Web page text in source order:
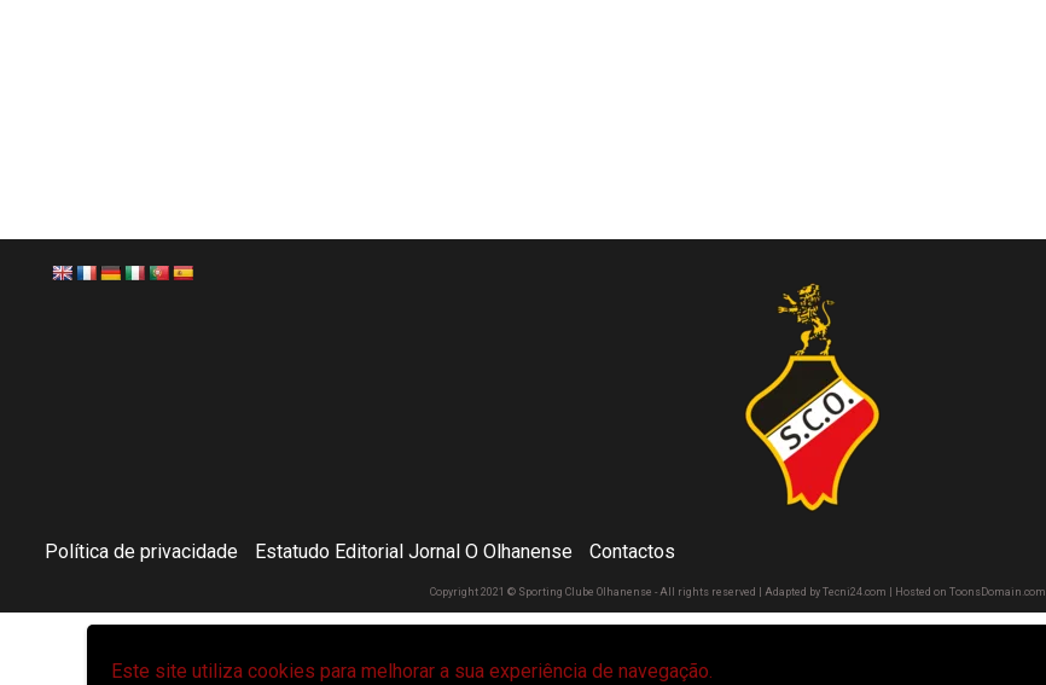
Este site utiliza cookies para melhorar a sua experiência de navegação.
Política de privacidade Estatudo Editorial Jornal O Olhanense Contactos
Copyright 2021 © Sporting Clube Olhanense - All rights reserved | Adapted by Tecni24.com | Hosted on ToonsDomain.com